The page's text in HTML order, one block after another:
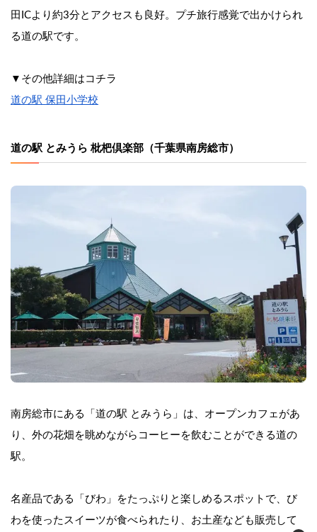
田ICより約3分とアクセスも良好。プチ旅行感覚で出かけられ
る道の駅です。
▼その他詳細はコチラ
道の駅 保田小学校
道の駅 とみうら 枇杷倶楽部（千葉県南房総市）
南房総市にある「道の駅 とみうら」は、オープンカフェがあ
り、外の花畑を眺めながらコーヒーを飲むことができる道の
駅。
名産品である「びわ」をたっぷりと楽しめるスポットで、び
わを使ったスイーツが食べられたり、お土産なども販売して